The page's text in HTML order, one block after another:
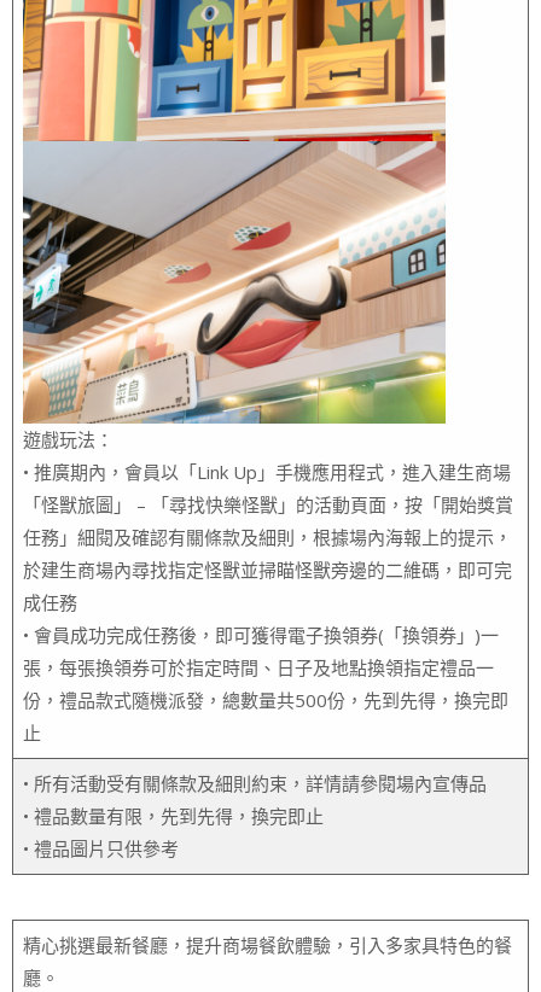
遊戲玩法：
• 推廣期內，會員以「Link Up」手機應用程式，進入建生商場
「怪獸旅圖」 – 「尋找快樂怪獸」的活動頁面，按「開始獎賞
任務」細閱及確認有關條款及細則，根據場內海報上的提示，
於建生商場內尋找指定怪獸並掃瞄怪獸旁邊的二維碼，即可完
成任務
• 會員成功完成任務後，即可獲得電子換領券(「換領券」)一
張，每張換領券可於指定時間、日子及地點換領指定禮品一
份，禮品款式隨機派發，總數量共500份，先到先得，換完即
止
• 所有活動受有關條款及細則約束，詳情請參閱場內宣傳品
• 禮品數量有限，先到先得，換完即止
• 禮品圖片只供參考
精心挑選最新餐廳，提升商場餐飲體驗，引入多家具特色的餐
廳。